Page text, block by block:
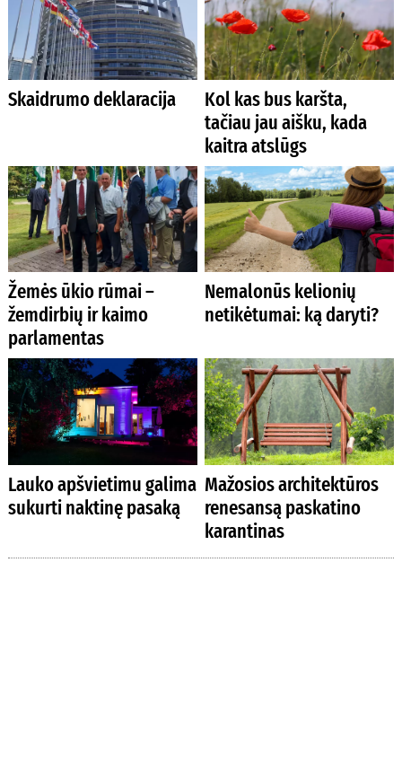
Skaidrumo deklaracija
Kol kas bus karšta,
tačiau jau aišku, kada
kaitra atslūgs
Žemės ūkio rūmai –
žemdirbių ir kaimo
parlamentas
Nemalonūs kelionių
netikėtumai: ką daryti?
Lauko apšvietimu galima
sukurti naktinę pasaką
Mažosios architektūros
renesansą paskatino
karantinas